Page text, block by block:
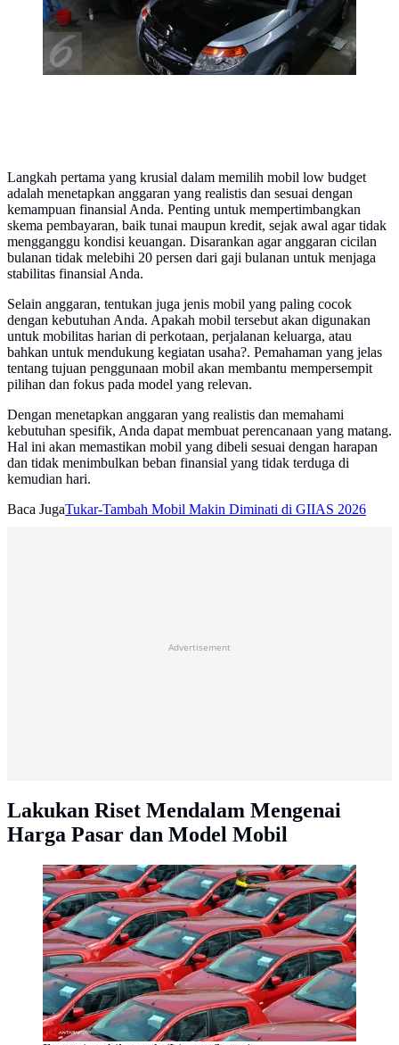
Langkah pertama yang krusial dalam memilih mobil low budget
adalah menetapkan anggaran yang realistis dan sesuai dengan
kemampuan finansial Anda. Penting untuk mempertimbangkan
skema pembayaran, baik tunai maupun kredit, sejak awal agar tidak
mengganggu kondisi keuangan. Disarankan agar anggaran cicilan
bulanan tidak melebihi 20 persen dari gaji bulanan untuk menjaga
stabilitas finansial Anda.
Selain anggaran, tentukan juga jenis mobil yang paling cocok
dengan kebutuhan Anda. Apakah mobil tersebut akan digunakan
untuk mobilitas harian di perkotaan, perjalanan keluarga, atau
bahkan untuk mendukung kegiatan usaha?. Pemahaman yang jelas
tentang tujuan penggunaan mobil akan membantu mempersempit
pilihan dan fokus pada model yang relevan.
Dengan menetapkan anggaran yang realistis dan memahami
kebutuhan spesifik, Anda dapat membuat perencanaan yang matang.
Hal ini akan memastikan mobil yang dibeli sesuai dengan harapan
dan tidak menimbulkan beban finansial yang tidak terduga di
kemudian hari.
Baca JugaTukar-Tambah Mobil Makin Diminati di GIIAS 2026
Advertisement
Lakukan Riset Mendalam Mengenai
Harga Pasar dan Model Mobil